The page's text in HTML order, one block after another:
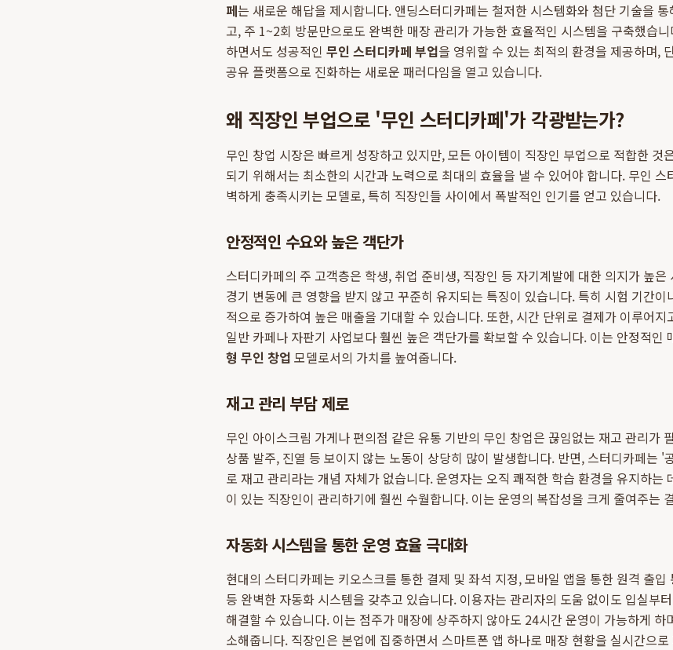
페는 새로운 해답을 제시합니다. 앤딩스터디카페는 철저한 시스템화와 첨단 기술을
고, 주 1~2회 방문만으로도 완벽한 매장 관리가 가능한 효율적인 시스템을 구축했습
하면서도 성공적인 무인 스터디카페 부업을 영위할 수 있는 최적의 환경을 제공하며,
공유 플랫폼으로 진화하는 새로운 패러다임을 열고 있습니다.
왜 직장인 부업으로 '무인 스터디카페'가 각광받는가?
무인 창업 시장은 빠르게 성장하고 있지만, 모든 아이템이 직장인 부업으로 적합한 것
되기 위해서는 최소한의 시간과 노력으로 최대의 효율을 낼 수 있어야 합니다. 무인
벽하게 충족시키는 모델로, 특히 직장인들 사이에서 폭발적인 인기를 얻고 있습니다.
안정적인 수요와 높은 객단가
스터디카페의 주 고객층은 학생, 취업 준비생, 직장인 등 자기계발에 대한 의지가 높
경기 변동에 큰 영향을 받지 않고 꾸준히 유지되는 특징이 있습니다. 특히 시험 기간
적으로 증가하여 높은 매출을 기대할 수 있습니다. 또한, 시간 단위로 결제가 이루어지
일반 카페나 자판기 사업보다 훨씬 높은 객단가를 확보할 수 있습니다. 이는 안정적인
형 무인 창업 모델로서의 가치를 높여줍니다.
재고 관리 부담 제로
무인 아이스크림 가게나 편의점 같은 유통 기반의 무인 창업은 끊임없는 재고 관리가
상품 발주, 진열 등 보이지 않는 노동이 상당히 많이 발생합니다. 반면, 스터디카페는 '
로 재고 관리라는 개념 자체가 없습니다. 운영자는 오직 쾌적한 학습 환경을 유지하는
이 있는 직장인이 관리하기에 훨씬 수월합니다. 이는 운영의 복잡성을 크게 줄여주는
자동화 시스템을 통한 운영 효율 극대화
현대의 스터디카페는 키오스크를 통한 결제 및 좌석 지정, 모바일 앱을 통한 원격 출입
등 완벽한 자동화 시스템을 갖추고 있습니다. 이용자는 관리자의 도움 없이도 입실부
해결할 수 있습니다. 이는 점주가 매장에 상주하지 않아도 24시간 운영이 가능하게 하
소해줍니다. 직장인은 본업에 집중하면서 스마트폰 앱 하나로 매장 현황을 실시간으